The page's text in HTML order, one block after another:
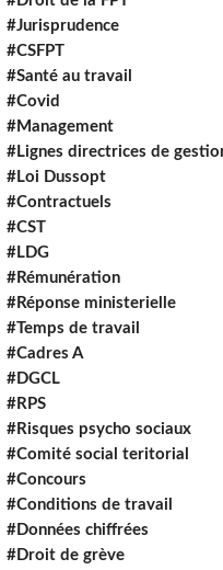
#Jurisprudence
#CSFPT
#Santé au travail
#Covid
#Management
#Lignes directrices de
#Loi Dussopt
#Contractuels
#CST
#LDG
#Rémunération
#Réponse ministerielle
#Temps de travail
#Cadres A
#DGCL
#RPS
#Risques psycho sociaux
#Comité social teritorial
#Concours
#Conditions de travail
#Données chiffrées
#Droit de grève